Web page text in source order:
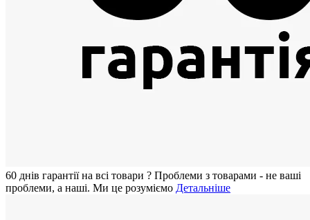
60 днiв гарантії на всi товари ? Проблеми з товарами - не ваші
проблеми, а наші. Ми це розуміємо Детальніше